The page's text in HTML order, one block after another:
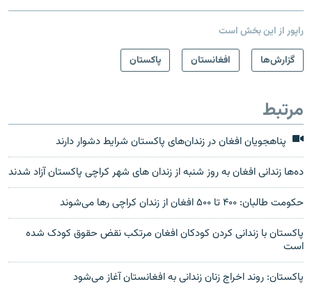
راپور از این بخش است
گزارش‌ها
افغانستان پاکستان
مرتبط
پناهجویان افغان در زندان‌های پاکستان شرایط دشوار دارند
ده‌ها زندانی افغان به روز شنبه از زندان های شهر کراچی پاکستان آزاد شدند
حکومت طالبان: ۴۰۰ تا ۵۰۰ افغان از زندان کراچی رها می‌شوند
پاکستان با زندانی کردن کودکان افغان مرتکب نقض حقوق کودک شده
است
پاکستان: روند اخراج زنان زندانی به افغانستان آغاز می‌شود